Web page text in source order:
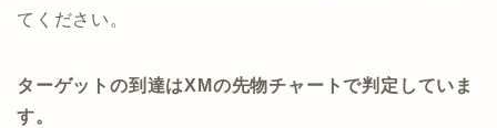
てください。
ターゲットの到達はXMの先物チャートで判定していま
す。